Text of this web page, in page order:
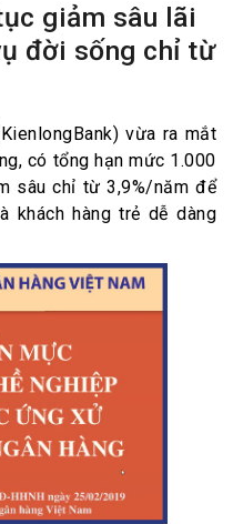
giảm sâu lãi
đời sống chỉ từ
vừa ra mắt
có tổng hạn mức 1.000
sâu chỉ từ 3,9%/năm để
khách hàng trẻ dễ dàng